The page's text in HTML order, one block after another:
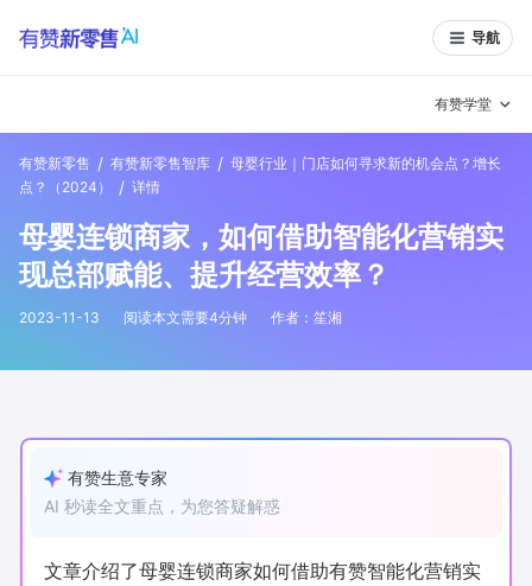
导航
有赞学堂
有赞说增长
私域日历 增长方法
有赞说案例拆解 有赞专家说
新零售大会 新零售茶会
新零售私享会 门店经营增长公开课
有赞新零售 / 有赞新零售智库 / 母婴行业｜门店如何寻求新的机会点？增长
点？（2024）
/ 详情
母婴连锁商家，如何借助智能化营销实
现总部赋能、提升经营效率？
2023-11-13 阅读本文需要4分钟 作者： 笙湘
有赞生意专家
AI 秒读全文重点，为您答疑解惑
文章介绍了母婴连锁商家如何借助有赞智能化营销实